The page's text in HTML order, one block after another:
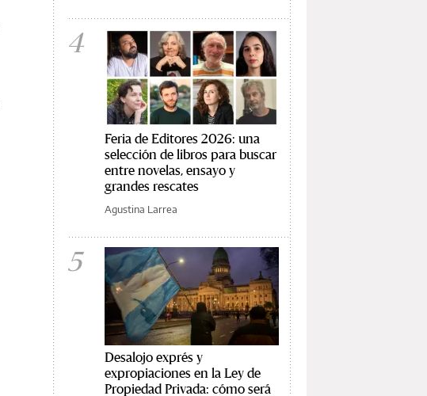
4
Feria de Editores 2026: una
selección de libros para buscar
entre novelas, ensayo y
grandes rescates
Agustina Larrea
5
Desalojo exprés y
expropiaciones en la Ley de
Propiedad Privada: cómo será